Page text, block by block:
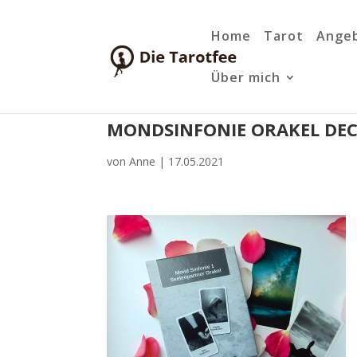
Home Tarot
Über mich
MONDSINFONIE ORAKEL
vonAnne | 17.05.2021